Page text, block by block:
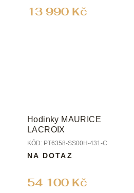
13 990 Kč
Hodinky MAURICE
LACROIX
KÓD: PT6358-SS00H-431-C
54 100 Kč
NA DOTAZ